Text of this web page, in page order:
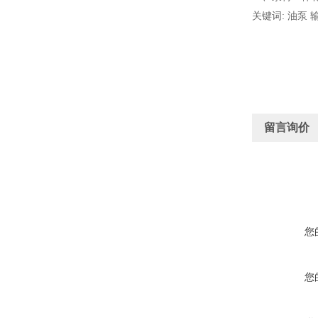
关键词: 油泵
留言询价
您
您